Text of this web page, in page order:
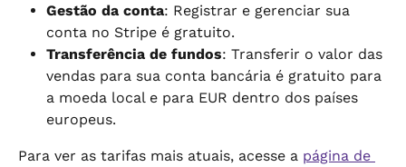
Gestão da conta: Registrar e gerenciar sua
conta no Stripe é gratuito.
Transferência de fundos: Transferir o valor das
vendas para sua conta bancária é gratuito para
a moeda local e para EUR dentro dos países
europeus.
Para ver as tarifas mais atuais, acesse a página de